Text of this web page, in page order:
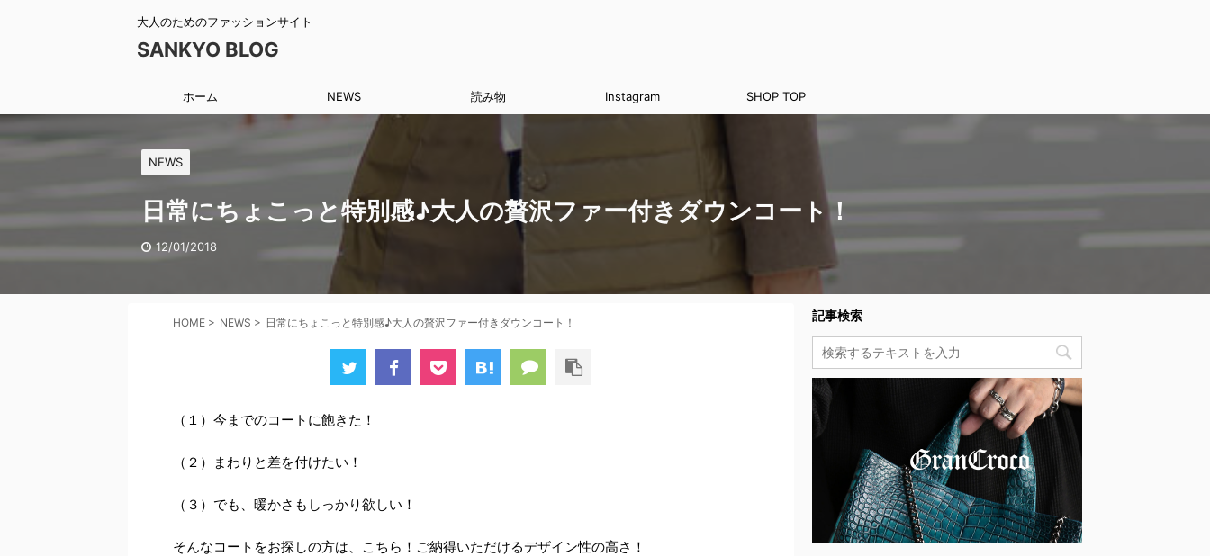
大人のためのファッションサイト
SANKYO BLOG
ホーム NEWS 読み物 Instagram SHOP TOP
NEWS
日常にちょこっと特別感♪大人の贅沢ファー付きダウンコート！
12/01/2018
HOME > NEWS > 日常にちょこっと特別感♪大人の贅沢ファー付きダウンコート！
（１）今までのコートに飽きた！
（２）まわりと差を付けたい！
（３）でも、暖かさもしっかり欲しい！
そんなコートをお探しの方は、こちら！ご納得いただけるデザイン性の高さ！
記事検索